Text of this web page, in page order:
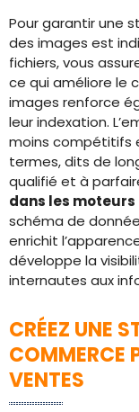
Pour garantir une
des images est
fichiers, vous
ce qui améliore le
images renforce
leur indexation.
moins compétitifs
termes, dits de
qualifié et à
dans les
schéma de
enrichit
développe la
internautes aux
CRÉEZ UNE
COMMERCE
VENTES